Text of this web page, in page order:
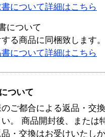
について詳細はこちら
について
る商品に同梱致します。
について詳細はこちら
ついて
ご都合による返品・交
い。 商品開封後、または
・交換はお受けいたし